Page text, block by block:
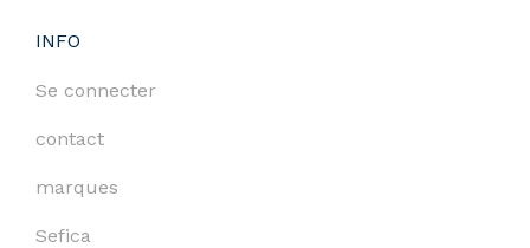
INFO
Se connecter
contact
marques
Sefica